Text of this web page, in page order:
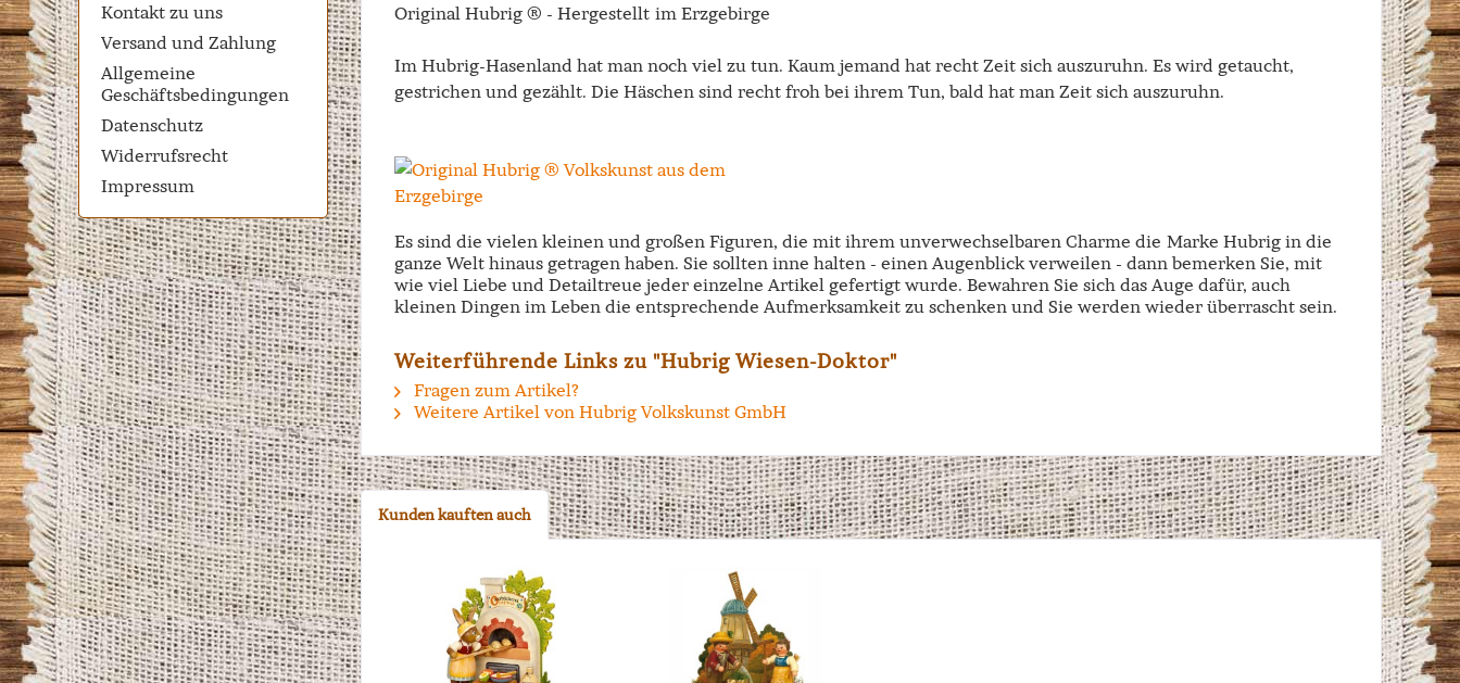
Kontakt zu uns
Versand und Zahlung
Allgemeine
Geschäftsbedingungen
Datenschutz
Widerrufsrecht
Impressum
Original Hubrig ® - Hergestellt im Erzgebirge
Im Hubrig-Hasenland hat man noch viel zu tun. Kaum jemand hat recht Zeit sich auszuruhn. Es wird getaucht,
gestrichen und gezählt. Die Häschen sind recht froh bei ihrem Tun, bald hat man Zeit sich auszuruhn.
Es sind die vielen kleinen und großen Figuren, die mit ihrem unverwechselbaren Charme die Marke Hubrig in die
ganze Welt hinaus getragen haben. Sie sollten inne halten - einen Augenblick verweilen - dann bemerken Sie, mit
wie viel Liebe und Detailtreue jeder einzelne Artikel gefertigt wurde. Bewahren Sie sich das Auge dafür, auch
kleinen Dingen im Leben die entsprechende Aufmerksamkeit zu schenken und Sie werden wieder überrascht sein.
Weiterführende Links zu "Hubrig Wiesen-Doktor"
Fragen zum Artikel?
Weitere Artikel von Hubrig Volkskunst GmbH
Kunden kauften auch